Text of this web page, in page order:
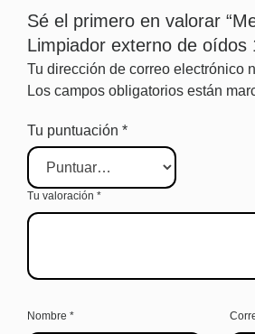
Sé el primero en valorar
Limpiador externo de oídos
Tu dirección de correo electrónico
Los campos obligatorios están
Tu puntuación *
Tu valoración *
Nombre *